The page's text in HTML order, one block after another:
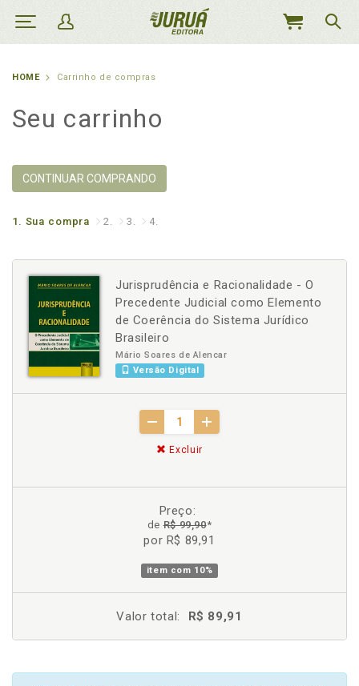
MEU
HOME Carrinho de compras
Seu carrinho
CONTINUAR COMPRANDO
1. Sua compra 2. 3. 4.
Jurisprudência e Racionalidade - O
Precedente Judicial como Elemento
de Coerência do Sistema Jurídico
Brasileiro
Mário Soares de Alencar
Versão Digital
Excluir
Preço:
deR$ 99,90*
por R$ 89,91
item com 10%
Valor total: R$ 89,91